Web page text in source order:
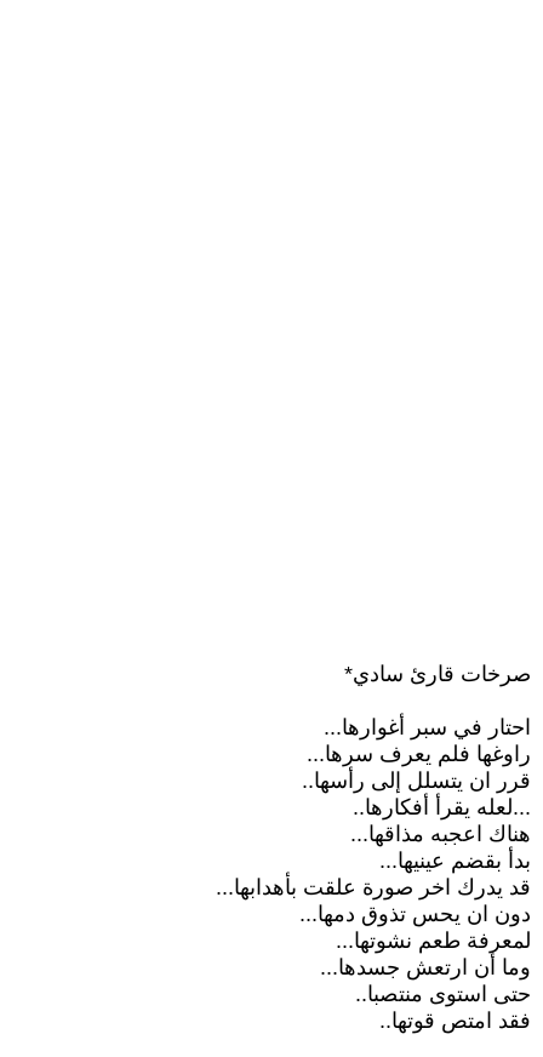
صرخات قارئ سادي*
احتار في سبر أغوارها...
راوغها فلم يعرف سرها...
قرر ان يتسلل إلى رأسها..
...لعله يقرأ أفكارها..
هناك اعجبه مذاقها...
بدأ بقضم عينيها...
قد يدرك اخر صورة علقت بأهدابها...
دون ان يحس تذوق دمها...
لمعرفة طعم نشوتها...
وما أن ارتعش جسدها...
حتى استوى منتصبا..
فقد امتص قوتها..